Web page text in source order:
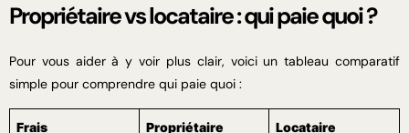
Propriétaire vs locataire : qui paie quoi ?
Pour vous aider à y voir plus clair, voici un tableau comparatif
simple pour comprendre qui paie quoi :
Frais Propriétaire Locataire